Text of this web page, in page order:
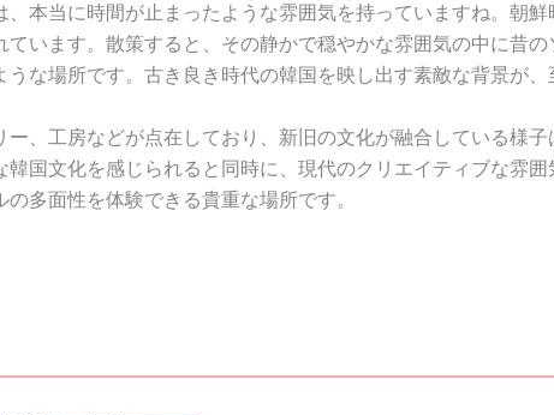
、本当に時間が止まったような雰囲気を持っていますね。朝
います。散策すると、その静かで穏やかな雰囲気の中に昔
な場所です。古き良き時代の韓国を映し出す素敵な背景が、
、工房などが点在しており、新旧の文化が融合している様
韓国文化を感じられると同時に、現代のクリエイティブな雰
多面性を体験できる貴重な場所です。